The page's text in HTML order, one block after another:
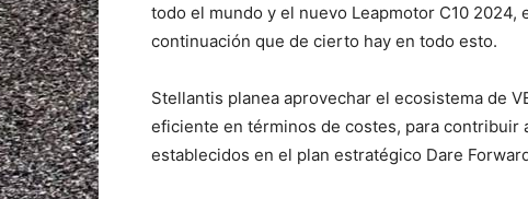
todo el mundo y el nuevo Leapmotor C10 2024,
continuación que de cierto hay en todo esto.
Stellantis planea aprovechar el ecosistema de
eficiente en términos de costes, para
establecidos en el plan estratégico Dare